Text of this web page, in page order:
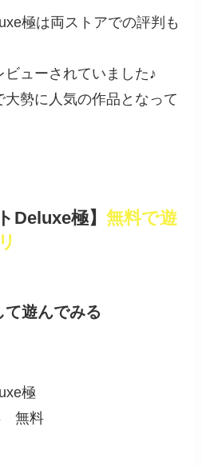
極は両ストアでの評判も
ューされていました♪
勢に人気の作品となって
Deluxe極】 無料で遊
遊んでみる
極
無料